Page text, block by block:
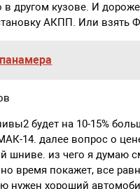
в другом кузове. И
АКПП. Или взять
будет на 10-15%
14. далее вопрос о
шниве. из чего я думаю
время покажет, все
нужен хороший